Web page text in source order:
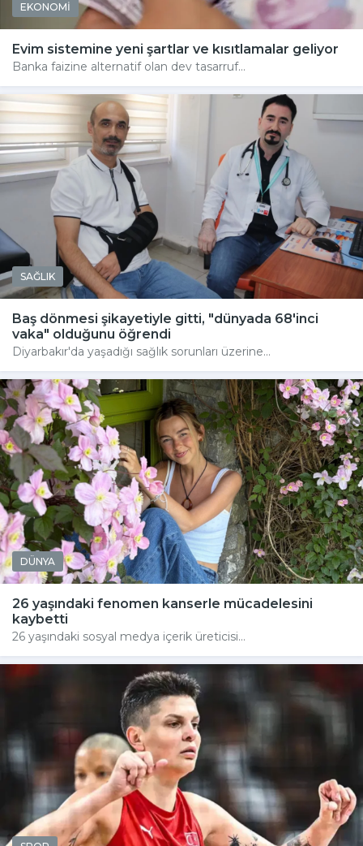
EKONOMİ
Evim sistemine yeni şartlar ve kısıtlamalar geliyor
Banka faizine alternatif olan dev tasarruf...
SAĞLIK
Baş dönmesi şikayetiyle gitti, "dünyada 68'inci
vaka" olduğunu öğrendi
Diyarbakır'da yaşadığı sağlık sorunları üzerine...
DÜNYA
26 yaşındaki fenomen kanserle mücadelesini
kaybetti
26 yaşındaki sosyal medya içerik üreticisi...